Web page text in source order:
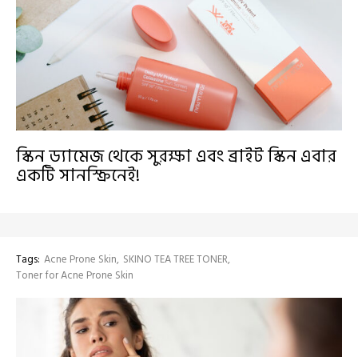
স্কিন ড্যামেজ থেকে সুরক্ষা এবং ব্রাইট স্কিন এবার
একটি সানস্ক্রিনেই!
Tags: Acne Prone Skin SKINO TEA TREE TONER
Toner for Acne Prone Skin